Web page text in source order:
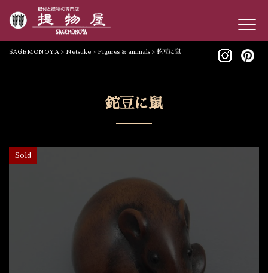
SAGEMONOYA > Netsuke > Figures & animals > 鉈豆に鼠
鉈豆に鼠
Sold